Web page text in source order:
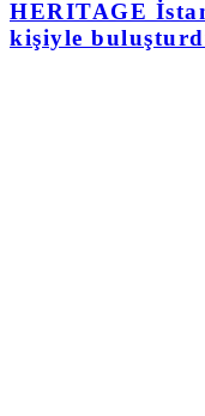
HERITAGE
kişiyle